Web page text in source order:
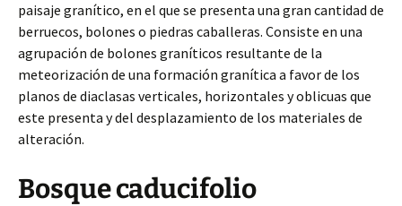
paisaje granítico, en el que se presenta una gran cantidad de
berruecos, bolones o piedras caballeras. Consiste en una
agrupación de bolones graníticos resultante de la
meteorización de una formación granítica a favor de los
planos de diaclasas verticales, horizontales y oblicuas que
este presenta y del desplazamiento de los materiales de
alteración.
Bosque caducifolio